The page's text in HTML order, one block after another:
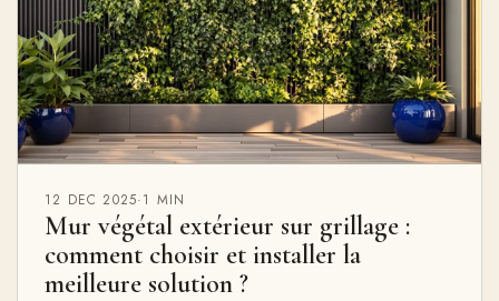
12 DEC 2025·1 MIN
Mur végétal extérieur sur grillage :
comment choisir et installer la
meilleure solution ?